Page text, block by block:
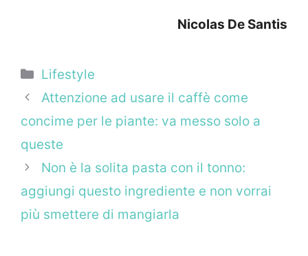
Nicolas De Santis
Categorie
Lifestyle
Attenzione ad usare il caffè come
concime per le piante: va messo solo a
queste
Non è la solita pasta con il tonno:
aggiungi questo ingrediente e non vorrai
più smettere di mangiarla